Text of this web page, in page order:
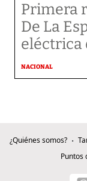
Primera
De La
eléctrica
NACIONAL
¿Quiénes somos?
Puntos